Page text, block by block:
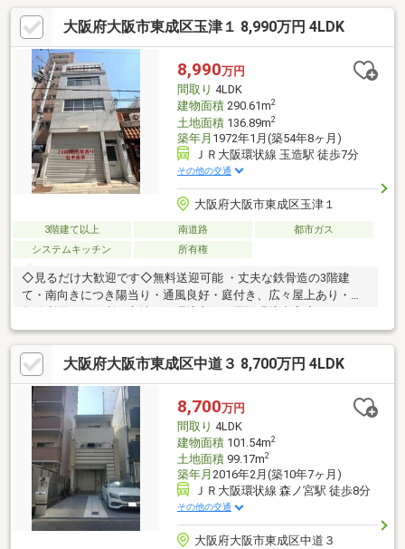
局・・徒歩7分・朋愛病院・・徒歩3分・東成病院・・徒歩7分・
南中本公園・・徒歩４分*◇*◆*◇*●お探しのマイホームのこと
お話し下さい！●他社様の掲載物件もまとめてご紹介可能です。●
気になる物件があればお気軽にお声がけ下さい。●一緒に夢のマ
イホーム叶えましょう！●資金計画やローン減税の事もご相談下
さい。
大阪府大阪市東成区玉津１ 8,990万円 4LDK
8,990万円
間取り 4LDK
建物面積290.61m2
土地面積136.89m2
築年月 1972年1月(築54年8ヶ月)
ＪＲ大阪環状線 玉造駅 徒歩7分
その他の交通
大阪府大阪市東成区玉津１
3階建て以上 南道路
都市ガス
システムキッチン
所有権
◇見るだけ大歓迎です◇無料送迎可能 ・丈夫な鉄骨造の3階建
て・南向きにつき陽当り・通風良好・庭付き、広々屋上あり・複
スは迅速に◆交渉は全力です◆‐多忙なお客様の「面倒だな」をフ
ルサポート致します‐◆「とりあえず見たい」「他社でローンを断
られた」「他社の物件もまとめて見てみたい」「相談だけしてみ
たい」「しっかり交渉してほしい」「無駄を省きたい」等お気軽
にご連絡下さいませ。
大阪府大阪市東成区中道３ 8,700万円 4LDK
8,700万円
間取り 4LDK
建物面積101.54m2
土地面積99.17m2
築年月 2016年2月(築10年7ヶ月)
ＪＲ大阪環状線 森ノ宮駅 徒歩8分
その他の交通
大阪府大阪市東成区中道３